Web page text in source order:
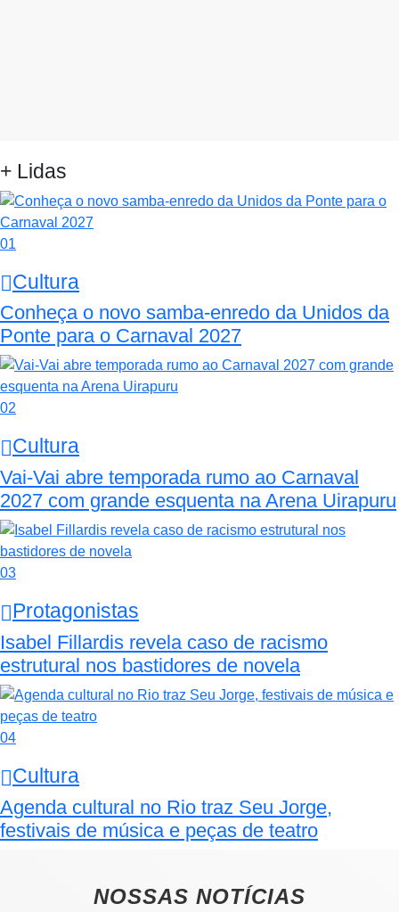
+ Lidas
01
Cultura
Conheça o novo samba-enredo da Unidos da
Ponte para o Carnaval 2027
02
Cultura
Vai-Vai abre temporada rumo ao Carnaval
2027 com grande esquenta na Arena Uirapuru
03
Protagonistas
Isabel Fillardis revela caso de racismo
estrutural nos bastidores de novela
04
Cultura
Agenda cultural no Rio traz Seu Jorge,
festivais de música e peças de teatro
NOSSAS NOTÍCIAS